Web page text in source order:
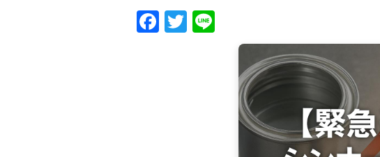
Facebook
Twitter